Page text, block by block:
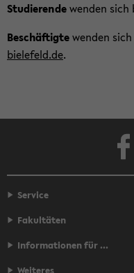
Stu­die­ren­dewen­den
Be­schäf­tig­tewen­den
bielefeld.de.
Service
Fakultäten
Informationen für ...